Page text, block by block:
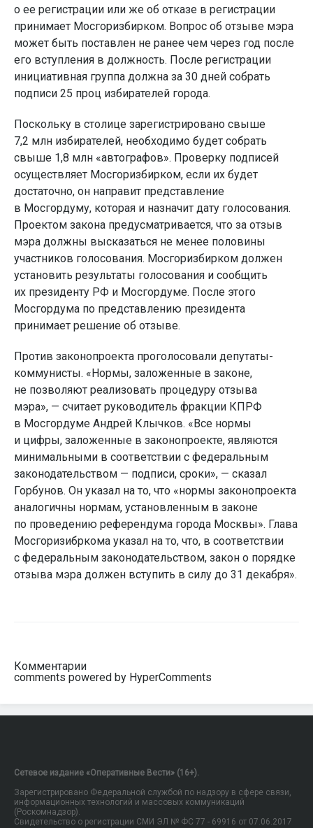
о ее регистрации или же об отказе в регистрации
принимает Мосгоризбирком. Вопрос об отзыве мэра
может быть поставлен не ранее чем через год после
его вступления в должность. После регистрации
инициативная группа должна за 30 дней собрать
подписи 25 проц избирателей города.
Поскольку в столице зарегистрировано свыше
7,2 млн избирателей, необходимо будет собрать
свыше 1,8 млн «автографов». Проверку подписей
осуществляет Мосгоризбирком, если их будет
достаточно, он направит представление
в Мосгордуму, которая и назначит дату голосования.
Проектом закона предусматривается, что за отзыв
мэра должны высказаться не менее половины
участников голосования. Мосгоризбирком должен
установить результаты голосования и сообщить
их президенту РФ и Мосгордуме. После этого
Мосгордума по представлению президента
принимает решение об отзыве.
Против законопроекта проголосовали депутаты-
коммунисты. «Нормы, заложенные в законе,
не позволяют реализовать процедуру отзыва
мэра», — считает руководитель фракции КПРФ
в Мосгордуме Андрей Клычков. «Все нормы
и цифры, заложенные в законопроекте, являются
минимальными в соответствии с федеральным
законодательством — подписи, сроки», — сказал
Горбунов. Он указал на то, что «нормы законопроекта
аналогичны нормам, установленным в законе
по проведению референдума города Москвы». Глава
Мосгоризибркома указал на то, что, в соответствии
с федеральным законодательством, закон о порядке
отзыва мэра должен вступить в силу до 31 декабря».
Комментарии
comments powered by HyperComments
Сетевое издание «Оперативные Вести» (16+).
Зарегистрировано Федеральной службой по надзору в сфере связи,
информационных технологий и массовых коммуникаций
(Роскомнадзор).
Свидетельство о регистрации СМИ ЭЛ № ФС 77 - 69916 от 07.06.2017